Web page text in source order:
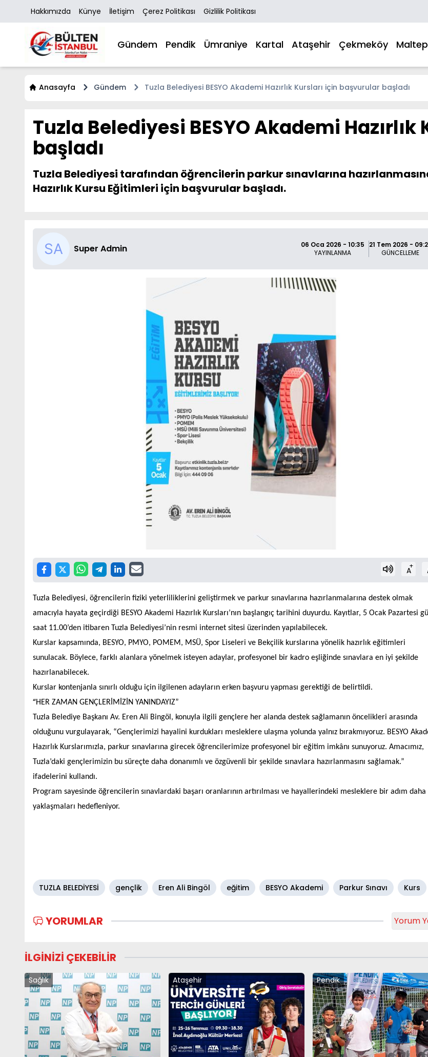
Hakkımızda Künye İletişim Çerez Politikası Gizlilik Politikası
Gündem Pendik Ümraniye Kartal Ataşehir Çekmeköy
Anasayfa Gündem Tuzla Belediyesi BESYO Akademi Hazırlık Kursları için başvurular başladı
Tuzla Belediyesi BESYO Akademi
başladı
Tuzla Belediyesi tarafından öğrencilerin parkur sınavlarına
Hazırlık Kursu Eğitimleri için başvurular başladı.
Super Admin
06 Oca 2026 - 10:35
YAYINLANMA
21 Tem 2026 -
GÜNCELLEME
A+
Tuzla Belediyesi, öğrencilerin fiziki yeterliliklerini geliştirmek ve parkur sınavlarına hazırlanmalarına destek olmak
amacıyla hayata geçirdiği BESYO Akademi Hazırlık Kursları’nın başlangıç tarihini duyurdu. Kayıtlar, 5 Ocak Pazartesi
saat 11.00’den itibaren Tuzla Belediyesi’nin resmi internet sitesi üzerinden yapılabilecek.
Kurslar kapsamında, BESYO, PMYO, POMEM, MSÜ, Spor Liseleri ve Bekçilik kurslarına yönelik hazırlık eğitimleri
sunulacak. Böylece, farklı alanlara yönelmek isteyen adaylar, profesyonel bir kadro eşliğinde sınavlara en iyi şekilde
hazırlanabilecek.
Kurslar kontenjanla sınırlı olduğu için ilgilenen adayların erken başvuru yapması gerektiği de belirtildi.
“HER ZAMAN GENÇLERİMİZİN YANINDAYIZ”
Tuzla Belediye Başkanı Av. Eren Ali Bingöl, konuyla ilgili gençlere her alanda destek sağlamanın öncelikleri arasında
olduğunu vurgulayarak, “Gençlerimizi hayalini kurdukları mesleklere ulaşma yolunda yalnız bırakmıyoruz. BESYO
Hazırlık Kurslarımızla, parkur sınavlarına girecek öğrencilerimize profesyonel bir eğitim imkânı sunuyoruz. Amacımız,
Tuzla’daki gençlerimizin bu süreçte daha donanımlı ve özgüvenli bir şekilde sınavlara hazırlanmasını sağlamak.”
ifadelerini kullandı.
Program sayesinde öğrencilerin sınavlardaki başarı oranlarının artırılması ve hayallerindeki mesleklere bir adım daha
yaklaşmaları hedefleniyor.
TUZLA BELEDİYESİ gençlik Eren Ali Bingöl eğitim BESYO Akademi Parkur Sınavı Kurs
YORUMLAR Yorum
İLGİNİZİ ÇEKEBİLİR
Sağlık Ataşehir Pendik